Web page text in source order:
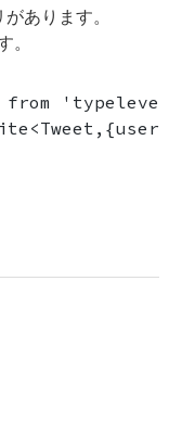
あります。
from